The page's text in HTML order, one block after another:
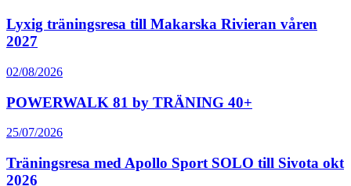
Lyxig träningsresa till Makarska Rivieran våren
2027
02/08/2026
POWERWALK 81 by TRÄNING 40+
25/07/2026
Träningsresa med Apollo Sport SOLO till Sivota okt
2026